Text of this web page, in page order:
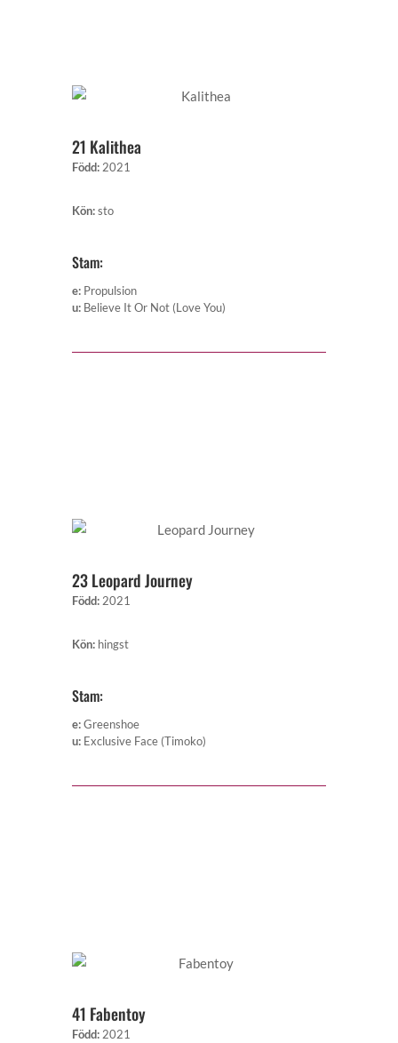
21 Kalithea
Född: 2021
Kön:sto
Stam:
e: Propulsion
u: Believe It Or Not (Love You)
23 Leopard Journey
Född: 2021
Kön: hingst
Stam:
e:Greenshoe
u: Exclusive Face (Timoko)
41 Fabentoy
Född: 2021